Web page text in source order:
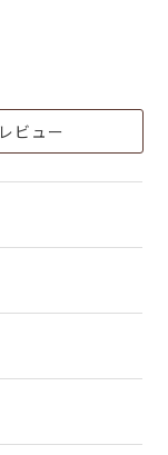
レビュー